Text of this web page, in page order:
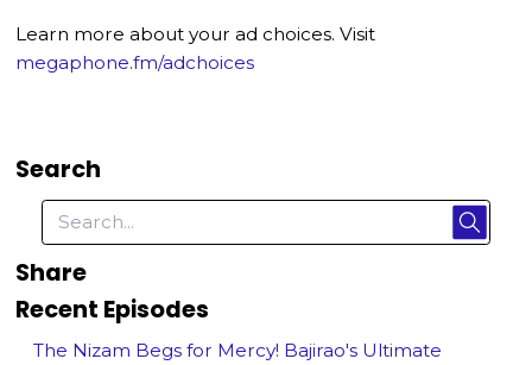
Learn more about your ad choices. Visit
megaphone.fm/adchoices
Search
Share
Recent Episodes
The Nizam Begs for Mercy! Bajirao's Ultimate